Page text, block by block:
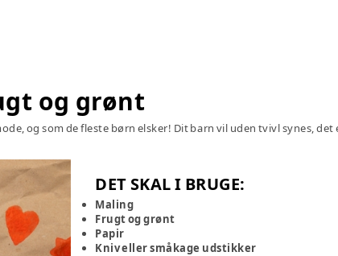
og grønt
og som de fleste børn elsker! Dit barn vil uden tvivl synes,
DET SKAL I BRUGE:
Maling
Frugt og grønt
Papir
Kniv eller småkage udstikker